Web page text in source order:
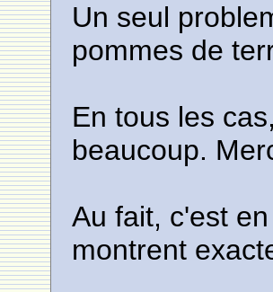
Un seul
pommes de
En tous les
beaucoup.
Au fait, c'est
montrent